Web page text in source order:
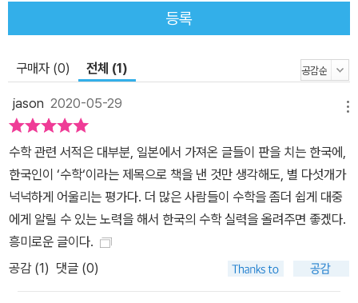
이 될 것인지 가늠이 되지 않고, 그래서 무의미한 것에 시간을 쏟는 것
이 아닌가 하는 의구심이 반복적으로 들 수도 있다. 하지만 1년 2년이
지나면서 자신이 공부하고 배우는 것을 자신이 개발하고 해결해야 하
는 문제에 적용하려는 노력을 꾸준히 한다면 어느 순간부터 그 필요
성을 몸으로 느낄 수 있을 것이다. _저자 이정설 편집자 코멘트 나는
지금도 영어를 잘하는 편은 아니지만, 이전 회사에서 어쩔 수 없이 외
국인과 커뮤니케이션을 해야 했기 때문에, 몇 년 동안 지치지 않고 새
벽마다 학원을 다닌 적이 있었다. 처음 외국인 담당자와의 미팅에서
사실 한마디도 못했다는 사실이 나를 부끄러워 미치게 했고, 그것이
열정 에너지로 변해 매일 꼭두새벽마다 학원을 다닐 수 있었던 원동
력이 되어 주었다. 이후 외국인과의 업무상 미팅에서는 불안감은 사
라졌고 소통을 통해 원하는 바를 얻을 수 있다는 기쁨은 학습에 대한
등록
구매자 (0) 전체 (1)
jason 2020-05-29
수학 관련 서적은 대부분, 일본에서 가져온 글들이 판을 치는 한국에,
한국인이 ‘수학‘이라는 제목으로 책을 낸 것만 생각해도, 별 다섯개가
넉넉하게 어울리는 평가다. 더 많은 사람들이 수학을 좀더 쉽게 대중
에게 알릴 수 있는 노력을 해서 한국의 수학 실력을 올려주면 좋겠다.
흥미로운 글이다.
공감 (1) 댓글 (0)